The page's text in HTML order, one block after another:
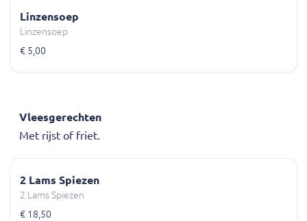
Linzensoep
Linzensoep
€ 5,00
Vleesgerechten
Met rijst of friet.
2 Lams Spiezen
2 Lams Spiezen
€ 18,50